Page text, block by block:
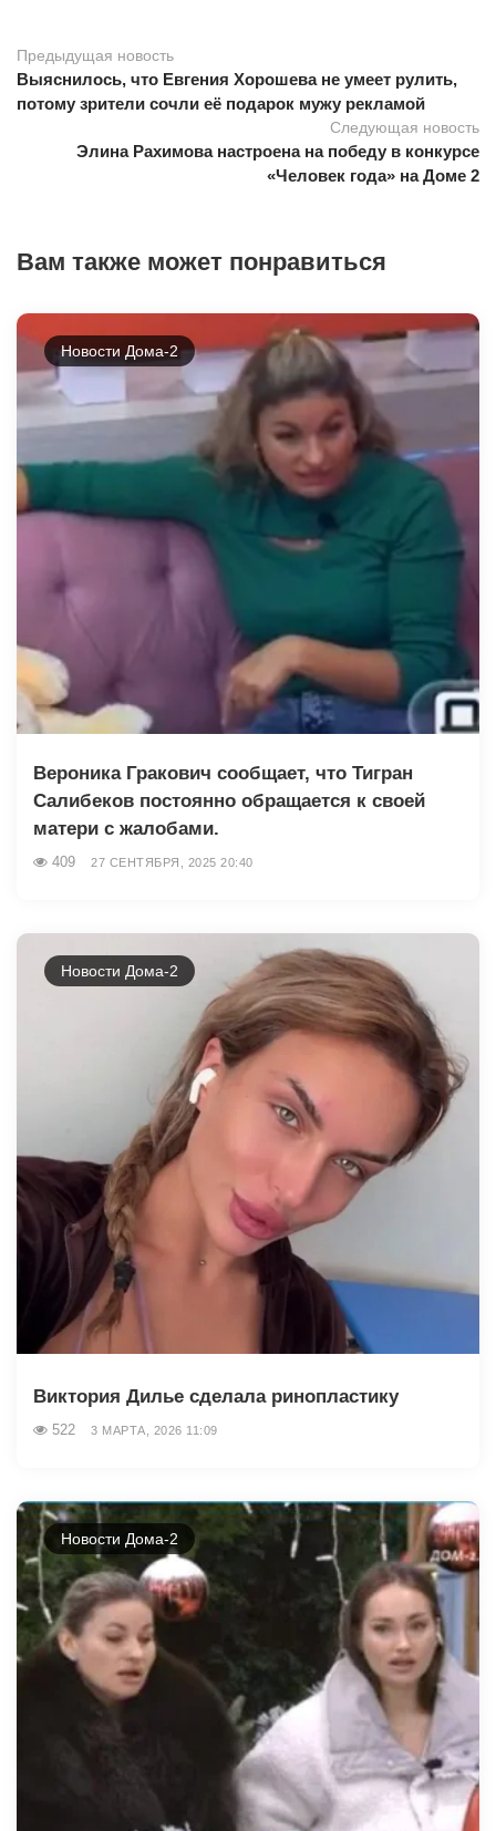
Предыдущая новость
Выяснилось, что Евгения Хорошева не умеет рулить,
потому зрители сочли её подарок мужу рекламой
Следующая новость
Элина Рахимова настроена на победу в конкурсе
«Человек года» на Доме 2
Вам также может понравиться
Новости Дома-2
Вероника Гракович сообщает, что Тигран
Салибеков постоянно обращается к своей
матери с жалобами.
409 27 СЕНТЯБРЯ, 2025 20:40
Новости Дома-2
Виктория Дилье сделала ринопластику
522 3 МАРТА, 2026 11:09
Новости Дома-2